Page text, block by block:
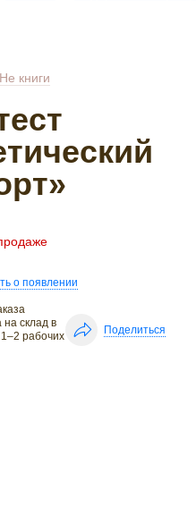
Не книги
о появлении
на склад в
рабочих
Поделиться